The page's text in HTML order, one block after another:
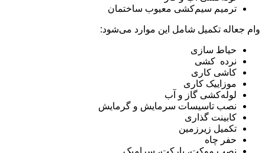
ترمیم سیم‌کشی معیوب ساختمان
وام جعاله تکمیل شامل این موارد می‌شود:
حیاط ‌سازی
نرده ‌کشی
کاشی ‌کاری
موزاییک ‌کاری
لوله‌کشی گاز و آب
نصب تاسیسات سرمایش و گرمایش
کابینت‌ گذاری
تکمیل زیرزمین
حفر چاه
نصب موکت، پارکت، سرامیک